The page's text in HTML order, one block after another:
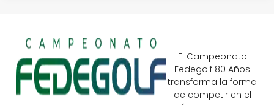
El Campeonato
Fedegolf 80 Años
transforma la forma
de competir en el